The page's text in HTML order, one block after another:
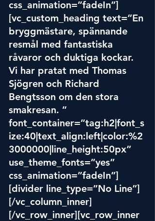
css_animation=”fadeIn”]
[vc_custom_heading text=”En
bryggmästare, spännande
resmål med fantastiska
råvaror och duktiga kockar.
Vi har pratat med Thomas
Sjögren och Richard
Bengtsson om den stora
smakresan. ”
font_container=”tag:h2|font_s
ize:40|text_align:left|color:%2
3000000|line_height:50px”
use_theme_fonts=”yes”
css_animation=”fadeIn”]
[divider line_type=”No Line”]
[/vc_column_inner]
[/vc_row_inner][vc_row_inner